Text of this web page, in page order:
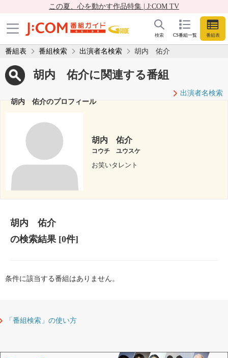
この夏、心を動かす作品特集 | J:COM TV
CS番組一覧 番組表
検索
番組表 番組検索 出演者名検索 胡内 佑介
胡内 佑介に関連する番組
出演者名検索
胡内 佑介のプロフィール
胡内 佑介
コウチ ユウスケ
お笑いタレント
胡内 佑介
の検索結果[0件]
条件に該当する番組はありません。
「番組検索」の使い方